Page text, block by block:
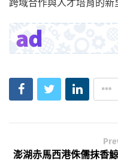
澎湖赤馬西港侏儒抹香